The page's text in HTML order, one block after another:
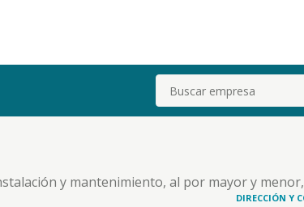
Buscar
y mantenimiento, al por mayor y menor,
led sobre iluminación interior, exterior,DIRECCIÓN Y